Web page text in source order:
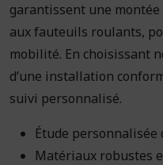
garantissent une
aux fauteuils roulants,
mobilité. En choisissant
d’une installation
suivi personnalisé.
Étude personnalisée
Matériaux robustes